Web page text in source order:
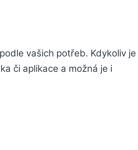
podle vašich potřeb. Kdykoliv je
či aplikace a možná je i